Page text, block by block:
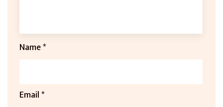
Name*
Email*